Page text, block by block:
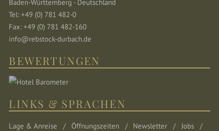
Baden-Württemberg - Deutschland
Tel: +49 (0) 781 482-0
Fax: +49 (0) 781 482-160
info@rebstock-durbach.de
BEWERTUNGEN
LINKS & SPRACHEN
Lage & Anreise Öffnungszeiten Newsletter
Jobs